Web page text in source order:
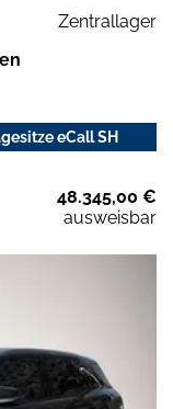
Zentrallager
eCall SH
48.345,00 €
ausweisbar